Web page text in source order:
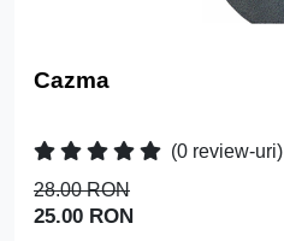
Cazma
(0 review-uri)
28.00 RON
25.00 RON